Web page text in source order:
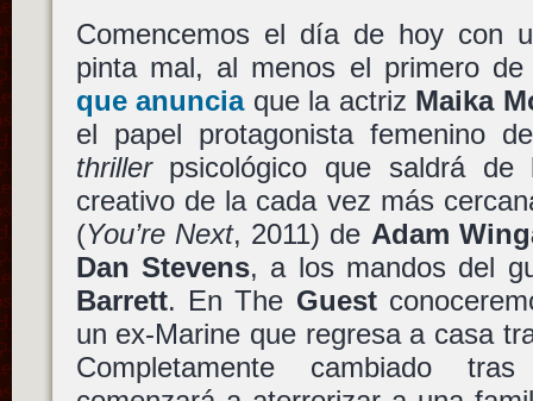
Comencemos el día de hoy con
pinta mal, al menos el primero
que anunciaque la actriz Maika
el papel protagonista femenino
thrillerpsicológico que saldrá de
creativo de la cada vez más
(You’re Next, 2011) de Adam
Dan Stevens, a los mandos del
Barrett. En The Guest
un ex-Marine que regresa a casa
Completamente cambiado